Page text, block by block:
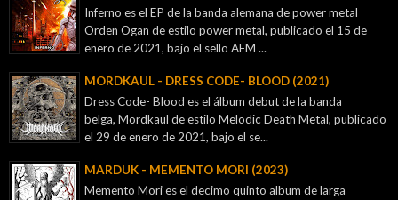
Inferno es el EP de la banda alemana de power metal
Orden Ogan de estilo power metal, publicado el 15 de
enero de 2021, bajo el sello AFM ...
MORDKAUL - DRESS CODE- BLOOD (2021)
Dress Code- Blood es el álbum debut de la banda
belga, Mordkaul de estilo Melodic Death Metal, publicado
el 29 de enero de 2021, bajo el se...
MARDUK - MEMENTO MORI (2023)
Memento Mori es el decimo quinto album de larga